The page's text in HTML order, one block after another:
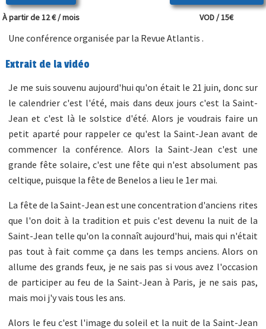
À partir de 12 € / mois VOD / 15€
Une conférence organisée par la Revue Atlantis .
Extrait de la vidéo
Je me suis souvenu aujourd'hui qu'on était le 21 juin, donc sur
le calendrier c'est l'été, mais dans deux jours c'est la Saint-
Jean et c'est là le solstice d'été. Alors je voudrais faire un
petit aparté pour rappeler ce qu'est la Saint-Jean avant de
commencer la conférence. Alors la Saint-Jean c'est une
grande fête solaire, c'est une fête qui n'est absolument pas
celtique, puisque la fête de Benelos a lieu le 1er mai.
La fête de la Saint-Jean est une concentration d'anciens rites
que l'on doit à la tradition et puis c'est devenu la nuit de la
Saint-Jean telle qu'on la connaît aujourd'hui, mais qui n'était
pas tout à fait comme ça dans les temps anciens. Alors on
allume des grands feux, je ne sais pas si vous avez l'occasion
de participer au feu de la Saint-Jean à Paris, je ne sais pas,
mais moi j'y vais tous les ans.
Alors le feu c'est l'image du soleil et la nuit de la Saint-Jean